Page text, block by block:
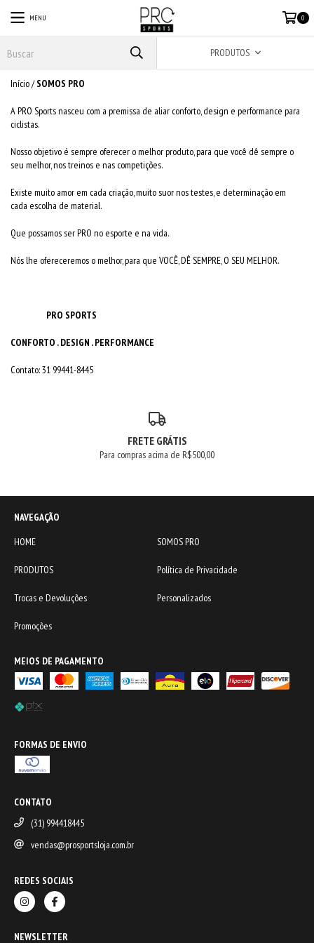
MENU 0
PRODUTOS
Início/ SOMOS PRO
A PRO Sports nasceu com a premissa de aliar conforto, design e performance para
ciclistas.
Nosso objetivo é sempre oferecer o melhor produto, para que você dê sempre o
seu melhor, nos treinos e nas competições.
Existe muito amor em cada criação, muito suor nos testes, e determinação em
cada escolha de material.
Que possamos ser PRO no esporte e na vida.
Nós lhe ofereceremos o melhor, para que VOCÊ, DÊ SEMPRE, O SEU MELHOR.
PRO SPORTS
CONFORTO . DESIGN . PERFORMANCE
Contato: 31 99441-8445
FRETE GRÁTIS
Para compras acima de R$500,00
NAVEGAÇÃO
HOME
SOMOS PRO
PRODUTOS Política de Privacidade
Trocas e Devoluções Personalizados
Promoções
MEIOS DE PAGAMENTO
FORMAS DE ENVIO
CONTATO
(31) 994418445
vendas@prosportsloja.com.br
REDES SOCIAIS
NEWSLETTER